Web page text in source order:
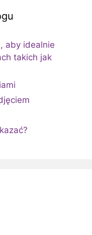
aby idealnie
takich jak